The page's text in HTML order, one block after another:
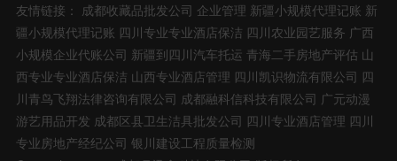
友情链接： 成都收藏品批发公司 企业管理 新疆小规模代理记账 新
疆小规模代理记账 四川专业专业酒店保洁 四川农业园艺服务 广西
小规模企业代账公司 新疆到四川汽车托运 青海二手房地产评估 山
西专业专业酒店保洁 山西专业酒店管理 四川凯识物流有限公司 四
川青鸟飞翔法律咨询有限公司 成都融科信科技有限公司 广元动漫
游艺用品开发 成都区县卫生洁具批发公司 四川专业酒店管理 四川
专业房地产经纪公司 银川建设工程质量检测